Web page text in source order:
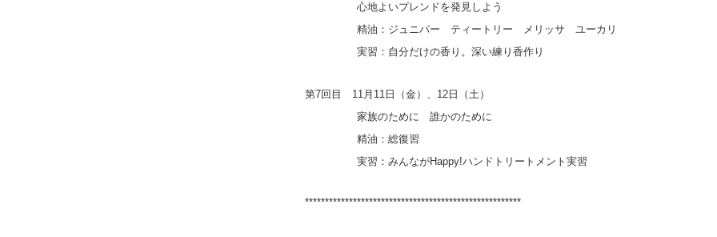
心地よいプレンドを発見しよう
精油：ジュニパー ティートリー メリッサ ユーカリ
実習：自分だけの香り。深い練り香作り
第7回目 11月11日（金）、12日（土）
家族のために 誰かのために
精油：総復習
実習：みんながHappy!ハンドトリートメント 実習
******************************************************